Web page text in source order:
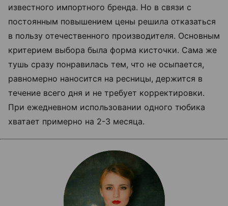
известного импортного бренда. Но в связи с
постоянным повышением цены решила отказаться
в пользу отечественного производителя. Основным
критерием выбора была форма кисточки. Сама же
тушь сразу понравилась тем, что не осыпается,
равномерно наносится на ресницы, держится в
течение всего дня и не требует корректировки.
При ежедневном использовании одного тюбика
хватает примерно на 2-3 месяца.